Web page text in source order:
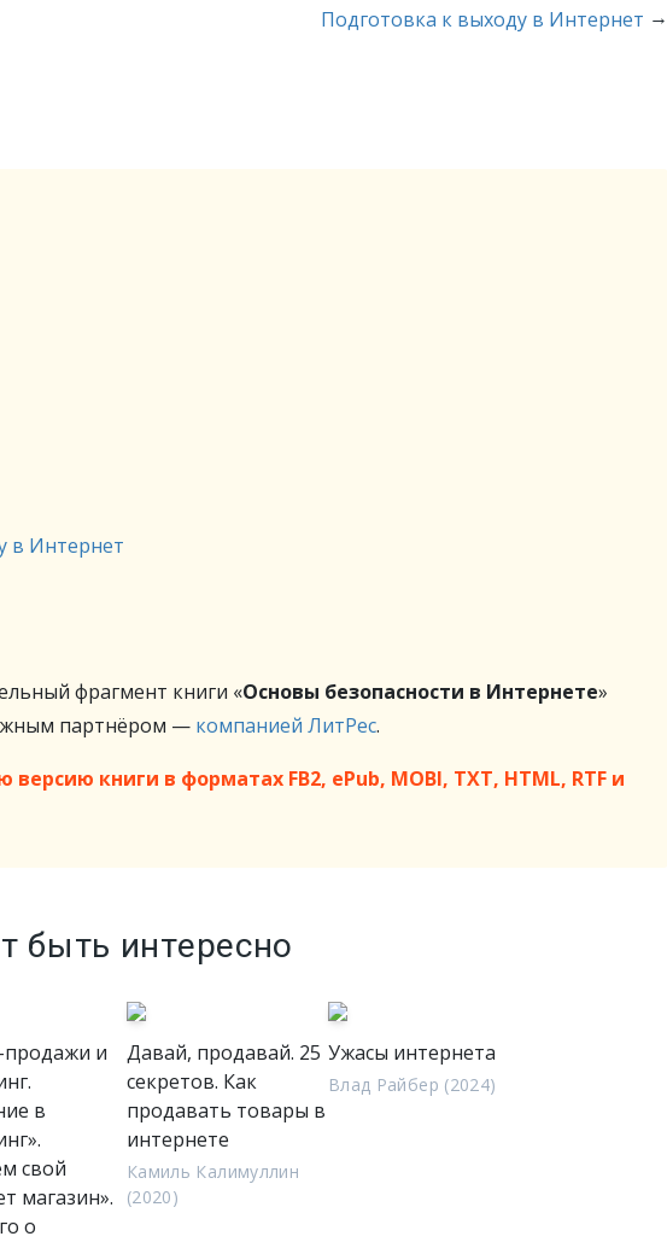
Подготовка к выходу в Интернет →
в Интернет
фрагмент книги «Основы безопасности в Интернете»
партнёром — компанией ЛитРес.
версию книги в форматах FB2, ePub, MOBI, TXT, HTML, RTF и
быть интересно
и
в
свой
магазин».
о
Давай, продавай. 25
секретов. Как
продавать товары в
интернете
Камиль Калимуллин
(2020)
Ужасы интернета
Влад Райбер (2024)